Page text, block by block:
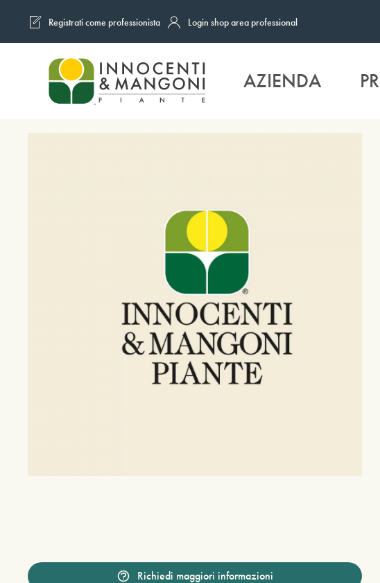
Skip to main content
Registrati come professionista Login shop area professional
AZIENDA
Richiedi maggiori informazioni